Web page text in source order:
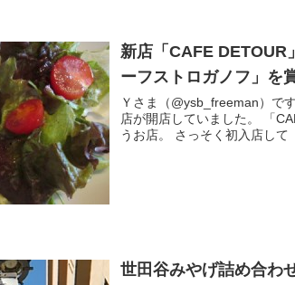
新店「CAFE DETOUR
ーフストロガノフ」を
Ｙさま（@ysb_freeman）です。 世田谷通りを歩いていたら
店が開店していました。 「CAFE DETOUR」（カフェ デトア）とい
うお店。 さっそく初入
世田谷みやげ詰め合わ